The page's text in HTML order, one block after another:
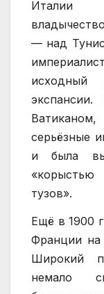
Италии
— над
исходный
серьёзные
и была
тузов».
Ещё в 1900
Франции на
Широкий
немало